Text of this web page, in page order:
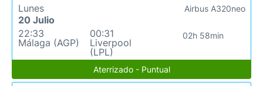
Lunes
20 Julio
22:33
Málaga (AGP)
00:31
Liverpool
(LPL)
02h 58min
Airbus A320neo
Aterrizado - Puntual